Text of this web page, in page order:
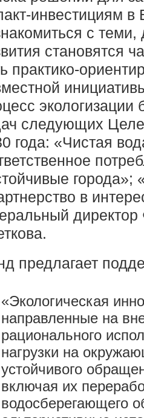
инвестициям
с теми,
становятся
практико-
следующих
года: «Чистая
города»;
в
предлагает
«Экологическая
направленные на
рационального
нагрузки на
устойчивого
включая их
водосберегающего